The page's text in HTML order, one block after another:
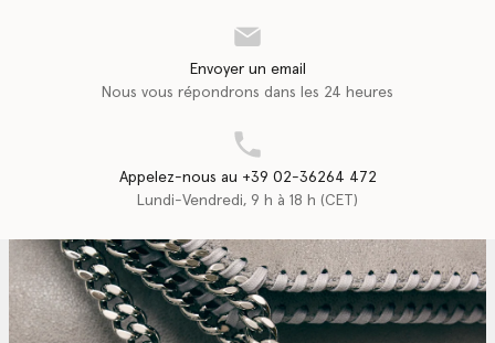
Envoyer un email
Nous vous répondrons dans les 24 heures
Appelez-nous au +39 02-36264 472
Lundi-Vendredi, 9 h à 18 h (CET)